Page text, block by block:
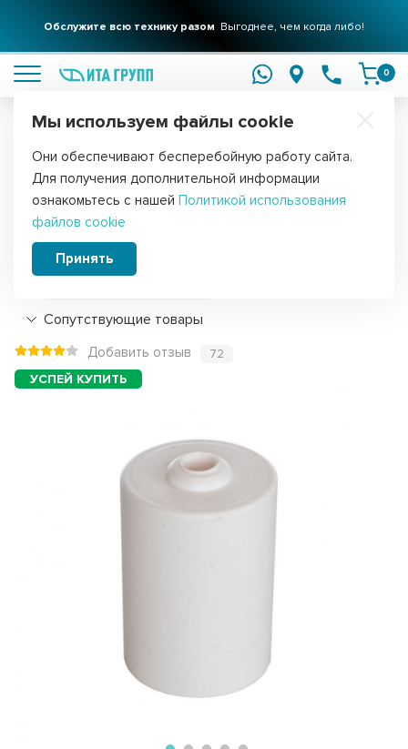
Обслужите всю технику разом Выгоднее, чем когда либо!
0
Главная Запчасти для водонагревателей Аксессуары для
Колпак для защиты контактов G 1,5",
68500
Подробнее
Сопутствующие товары
Добавить отзыв 72
Мы используем файлы cookie
Они обеспечивают бесперебойную работу сайта.
Для получения дополнительной информации
ознакомьтесь с нашей Политикой использования
файлов cookie
Принять